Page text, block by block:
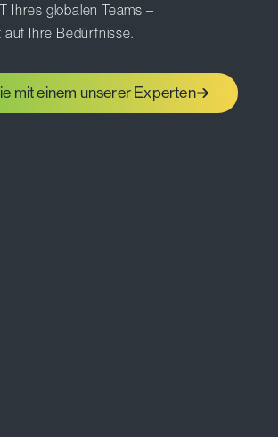
Ihres globalen Teams –
Ihre Bedürfnisse.
mit einem unserer Experten